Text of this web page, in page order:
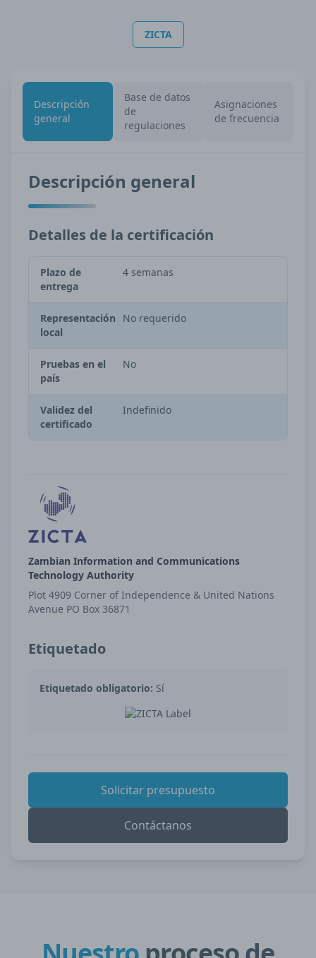
ZICTA
Descripción
general
Base de datos
de
regulaciones
Asignaciones
de frecuencia
Descripción general
Detalles de la certificación
Plazo de
entrega
4 semanas
Representación
local
No requerido
Pruebas en el
país
No
Validez del
certificado
Indefinido
Zambian Information and Communications
Technology Authority
Plot 4909 Corner of Independence & United Nations
Avenue PO Box 36871
Etiquetado
Etiquetado obligatorio: Sí
Solicitar presupuesto
Contáctanos